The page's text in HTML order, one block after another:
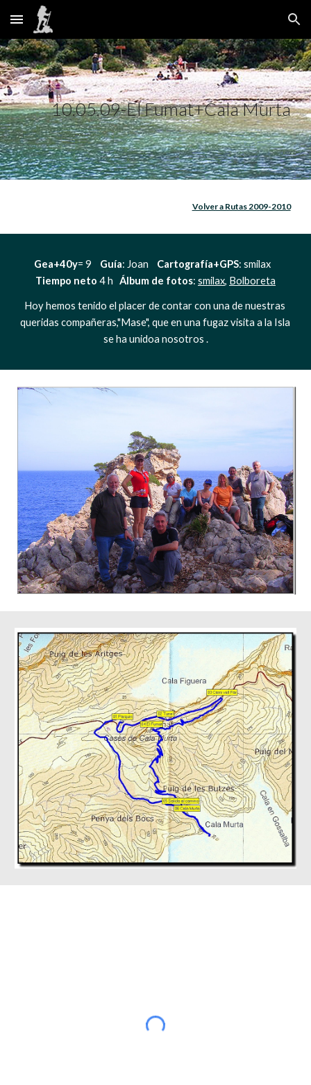
Skip to main content Skip to navigation
10.05.09-El Fumat+Cala Murta
Volver a Rutas 2009-2010
Gea+40y= 9 Guía: Joan Cartografía+GPS
Tiempo neto 4 h Álbum de fotos: smilax, Bolboreta
Hoy hemos tenido el placer de contar con una de nuestras
queridas compañeras,"Mase", que en una fugaz visita a la Isla
se ha unidoa nosotros .